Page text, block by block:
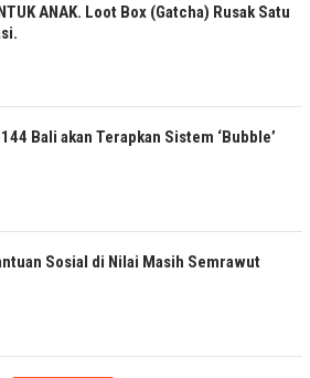
ANAK. Loot Box (Gatcha) Rusak Satu
Bali akan Terapkan Sistem ‘Bubble’
Sosial di Nilai Masih Semrawut